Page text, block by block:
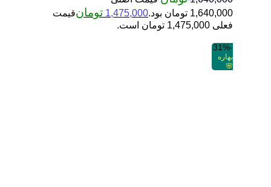
1,640,000 تومان بود.
1,475,000 تومانقیمت
فعلی 1,475,000 تومان است.
-31%